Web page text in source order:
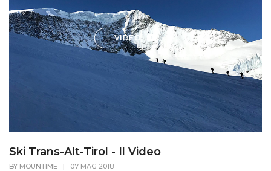
VIDEO
Ski Trans-Alt-Tirol - Il Video
BY MOUNTIME | 07 MAG 2018